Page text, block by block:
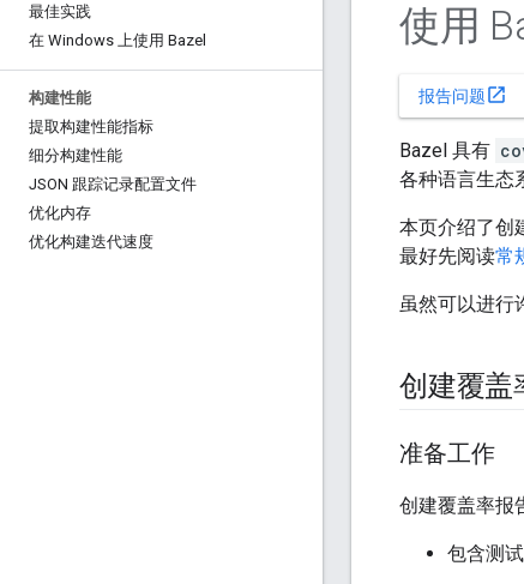
最佳实践
在 Windows 上使用 Bazel
构建性能
提取构建性能指标
细分构建性能
JSON 跟踪记录配置文件
优化内存
优化构建迭代速度
使用
报告问题 open_in_new
Bazel 具有
各种语言生态
本页介绍了创
最好先阅读常
虽然可以进行
创建覆盖
准备工作
创建覆盖率报
包含测